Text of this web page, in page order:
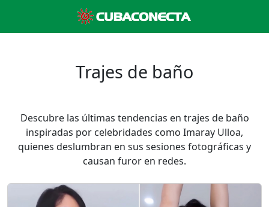
Trajes de baño
Descubre las últimas tendencias en trajes de baño
inspiradas por celebridades como Imaray Ulloa,
quienes deslumbran en sus sesiones fotográficas y
causan furor en redes.